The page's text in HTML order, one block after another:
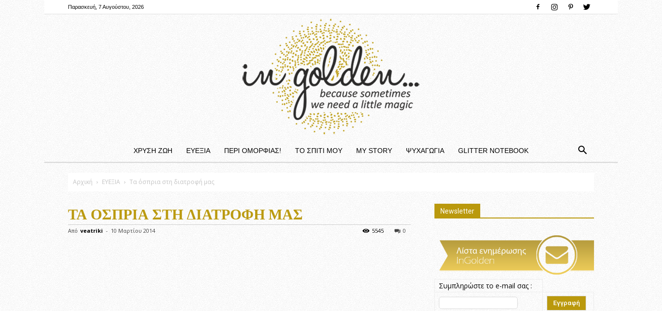
Παρασκευή, 7 Αυγούστου, 2026
ΧΡΥΣΗ ΖΩΗ ΕΥΕΞΙΑ ΠΕΡΙ ΟΜΟΡΦΙΆΣ! ΤΟ ΣΠΙΤΙ ΜΟΥ MY STORY ΨΥΧΑΓΩΓΙΑ GLITTER NOTEBOOK
Αρχική ΕΥΕΞΙΑ Τα όσπρια στη διατροφή μας
ΤΑ ΌΣΠΡΙΑ ΣΤΗ ΔΙΑΤΡΟΦΉ ΜΑΣ
Από veatriki - 10 Μαρτίου 2014 0
5545
Newsletter
Συμπληρώστε το e-mail σας :